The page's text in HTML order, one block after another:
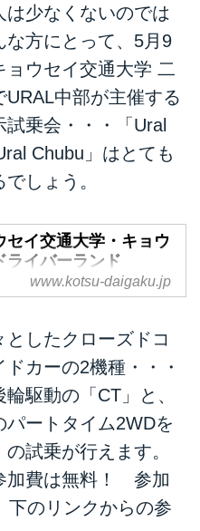
少なくないのでは
方にとって、5月9
ョウセイ交通大学 二
中部が主催する
試乗会・・・「Ural
Chubu」はとても
しょう。
セイ交通大学・キョウ
ライバーランド
セイ交通大学は安全運転講
てドライバーとライダーの
技術＆マインド向上施設。
イドライバーランドは4
のモータースポーツのた
タルコースでジムカーナ
アル、試乗会、走行会な
www.kotsu-daigaku.jp
したクローズドコ
カーの2機種・・・
駆動の「CT」と、
ートタイム2WDを
試乗が行えます。
加費は無料！ 参加
下のリンクからの参